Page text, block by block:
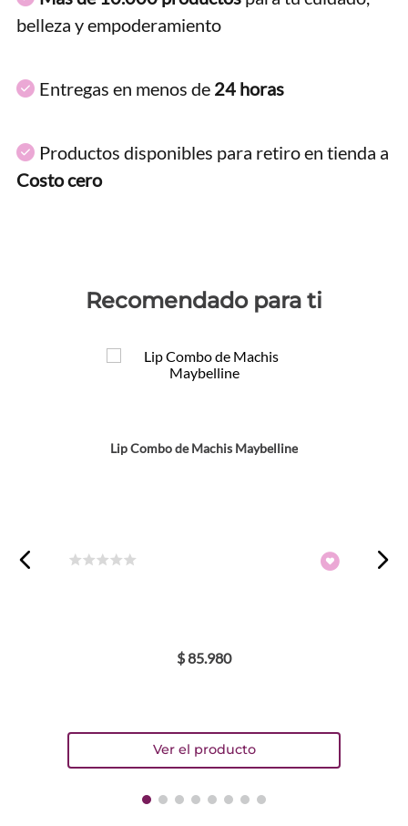
belleza y empoderamiento
Entregas en menos de 24 horas
Productos disponibles para retiro en tienda a
Costo cero
Recomendado para ti
Lip Combo de Machis Maybelline
$85.980